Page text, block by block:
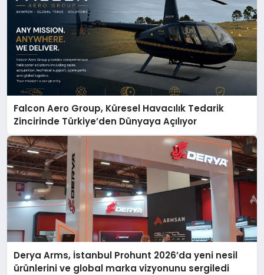
Falcon Aero Group, Küresel Havacılık Tedarik
Zincirinde Türkiye’den Dünyaya Açılıyor
Derya Arms, İstanbul Prohunt 2026’da yeni nesil
ürünlerini ve global marka vizyonunu sergiledi